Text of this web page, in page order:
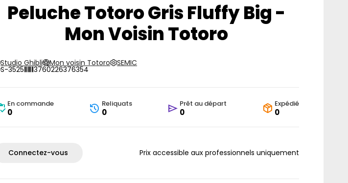
Peluche Totoro Gris Fluffy Big -
Mon Voisin Totoro
Studio Ghibli Mon voisin Totoro SEMIC
S-3525 3760226376354
En commande
0
Reliquats
0
Prêt au départ
0
Expédié
0
Connectez-vous Prix accessible aux professionnels uniquement